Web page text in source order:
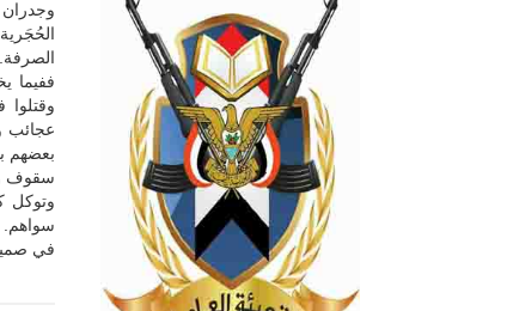
وجدران
الصرفة.
ففيما
عجائب
بعضهم
سقوف
وتوكل
سواهم.
في